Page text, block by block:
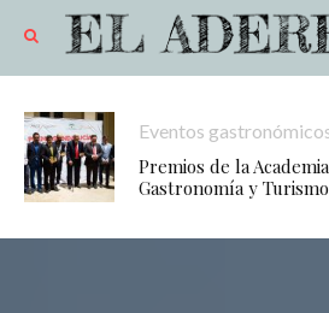
Eventos
Premios de la
Gastronomía y Turismo